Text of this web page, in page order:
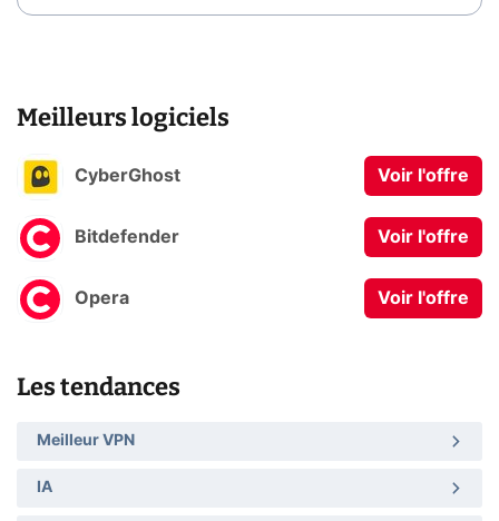
Meilleurs logiciels
CyberGhost Voir l'offre
Bitdefender Voir l'offre
Opera Voir l'offre
Les tendances
Meilleur VPN
IA